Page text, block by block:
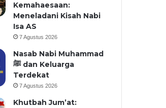
Kemahaesaan:
Meneladani Kisah Nabi
Isa AS
7 Agustus 2026
Nasab Nabi Muhammad
ﷺ dan Keluarga
Terdekat
7 Agustus 2026
Khutbah Jum’at: